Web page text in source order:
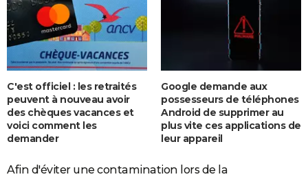
C'est officiel : les retraités
peuvent à nouveau avoir
des chèques vacances et
voici comment les
demander
Google demande aux
possesseurs de téléphones
Android de supprimer au
plus vite ces applications de
leur appareil
Afin d'éviter une contamination lors de la